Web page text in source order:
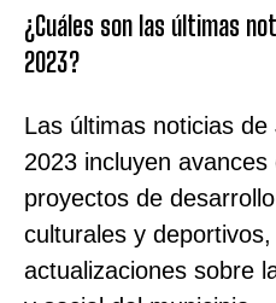
¿Cuáles son las últimas
2023?
Las últimas noticias
2023 incluyen
proyectos de
culturales y
actualizaciones sobre